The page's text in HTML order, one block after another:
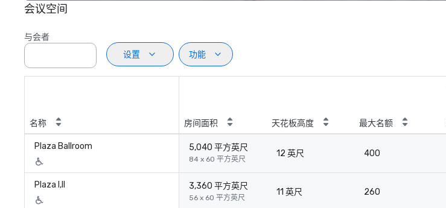
会议空间
与会者
设置
功能
名称 房间面积 天花板高度 最大名额
Plaza Ballroom 5,040 平方英尺
84 x 60 平方英尺
12 英尺 400
Plaza I,II 3,360 平方英尺
56 x 60 平方英尺
11 英尺 260